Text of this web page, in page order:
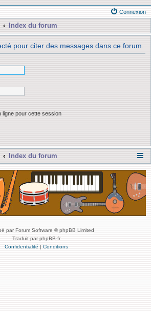
Connexion
Index du forum
pour citer des messages dans ce forum.
ligne pour cette session
Index du forum
par Forum Software © phpBB Limited
Traduit par phpBB-fr
Confidentialité | Conditions